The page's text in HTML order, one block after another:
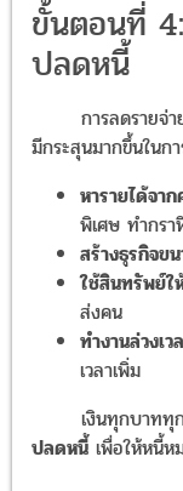
ขั้นตอนที่ 4:
ปลดหนี้
การลดรายจ่
มีกระสุนมากขึ้นในก
หารายได้จา
พิเศษ ทำกร
สร้างธุรกิจข
ใช้สินทรัพย์ใ
ส่งคน
ทำงานล่วงเว
เวลาเพิ่ม
เงินทุกบาททุ
ปลดหนี้ เพื่อให้หนี้ห